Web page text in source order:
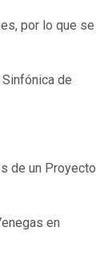
por lo que se
de
de un Proyecto
en